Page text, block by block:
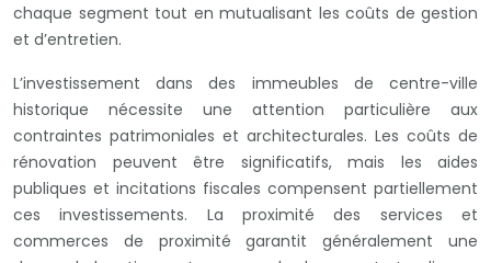
chaque segment tout en mutualisant les coûts de gestion
et d’entretien.
L’investissement dans des immeubles de centre-ville
historique nécessite une attention particulière aux
contraintes patrimoniales et architecturales. Les coûts de
rénovation peuvent être significatifs, mais les aides
publiques et incitations fiscales compensent partiellement
ces investissements. La proximité des services et
commerces de proximité garantit généralement une